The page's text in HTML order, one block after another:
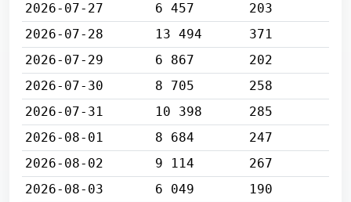
2026-07-27
6 457
203
2026-07-28
13 494
371
2026-07-29
6 867
202
2026-07-30
8 705
258
2026-07-31
10 398
285
2026-08-01
8 684
247
2026-08-02
9 114
267
2026-08-03
6 049
190